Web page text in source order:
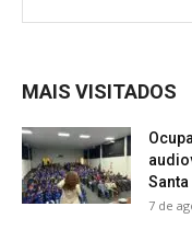
MAIS VISITADOS
Santa
7 de